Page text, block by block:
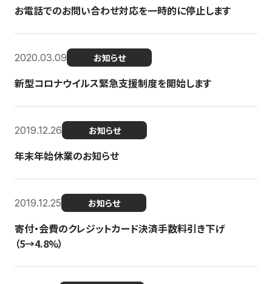
お電話でのお問い合わせ対応を一時的に停止します
2020.03.09 お知らせ
新型コロナウイルス緊急支援制度を開始します
2019.12.26 お知らせ
年末年始休業のお知らせ
2019.12.25 お知らせ
寄付・会費のクレジットカード決済手数料引き下げ
（5→4.8%）